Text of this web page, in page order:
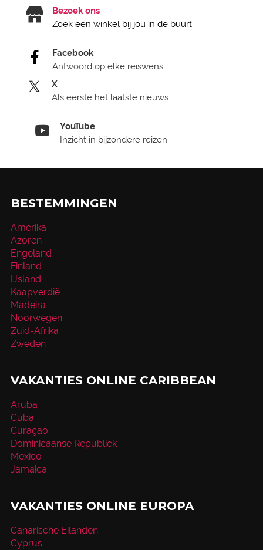
Bezoek ons
Zoek een winkel bij jou in de buurt
Facebook
Antwoord op elke reiswens
X
Als eerste het laatste nieuws
YouTube
Inzicht in bijzondere reizen
BESTEMMINGEN
Amerika
Azoren
Engeland
Finland
IJsland
Kaapverdië
Madeira
Noorwegen
Zuid-Afrika
Zweden
VAKANTIES ONLINE CARIBBEAN
Aruba
Cuba
Curaçao
Dominicaanse Republiek
Mexico
Jamaica
VAKANTIES ONLINE EUROPA
Canarische Eilanden
Cyprus